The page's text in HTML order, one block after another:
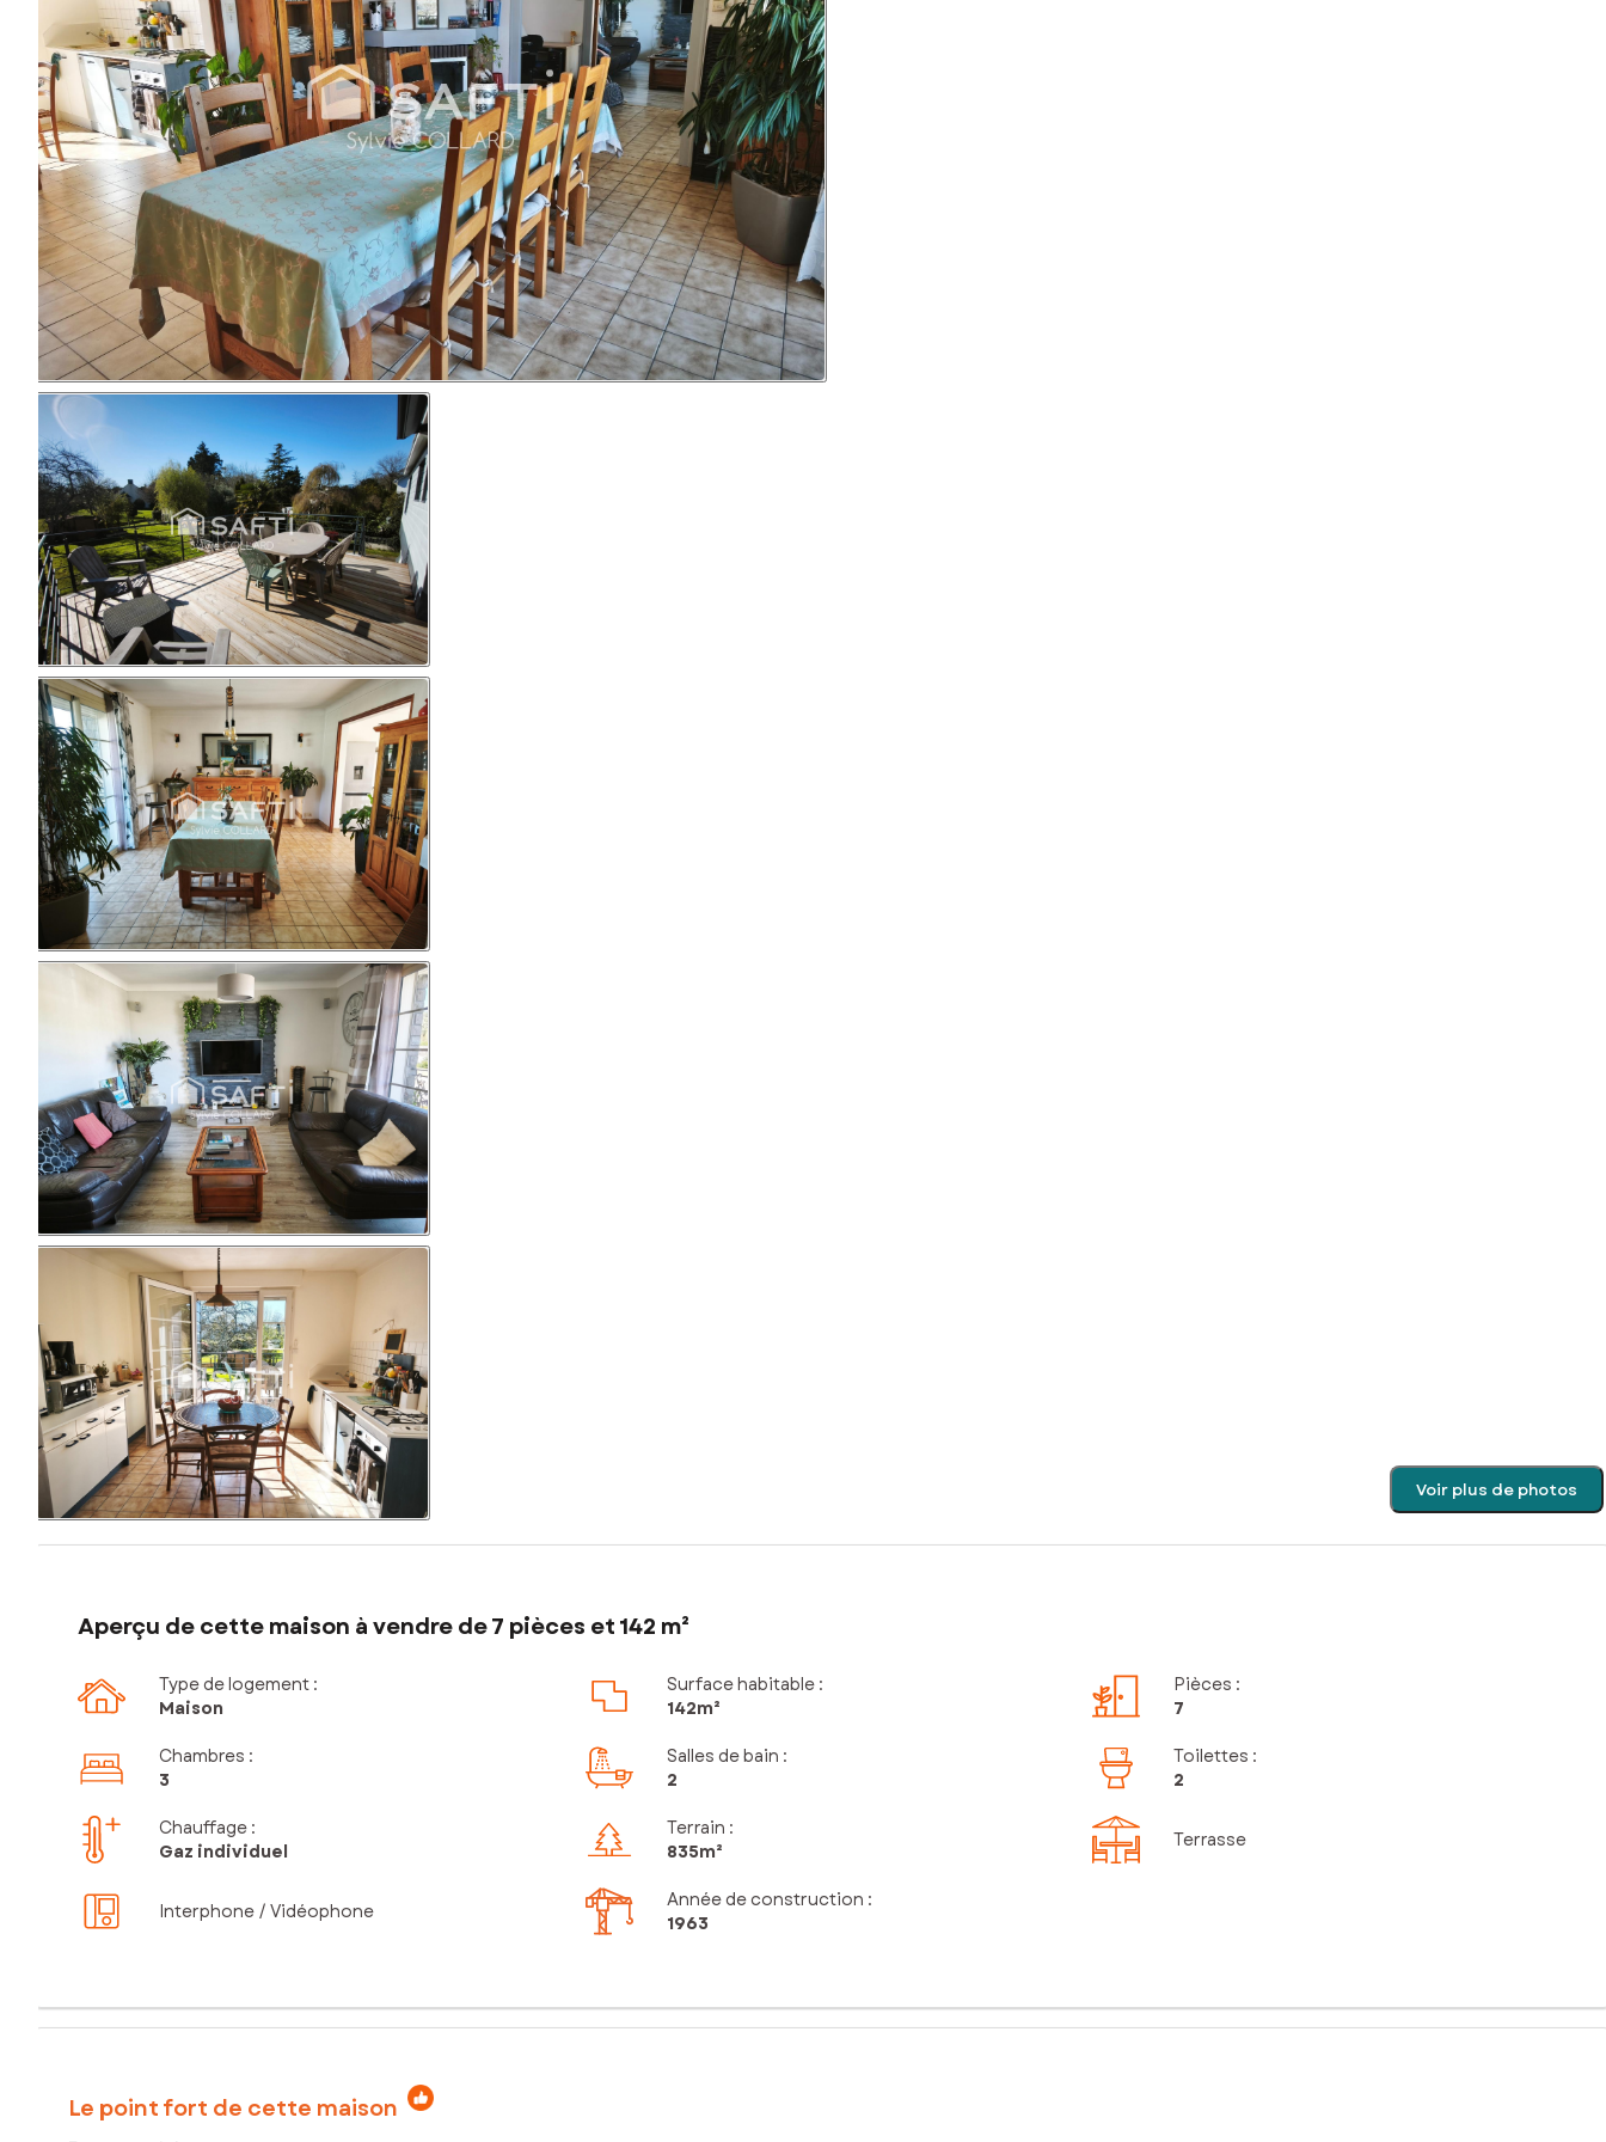
Voir plus de photos
Aperçu de cette maison à vendre de 7 pièces et 142 m²
Type de logement :
Maison
Surface habitable :
142m²
Pièces :
7
Chambres :
3
Salles de bain :
2
Toilettes :
2
Chauffage :
Gaz individuel
Terrain :
835m²
Terrasse
Interphone / Vidéophone
Année de construction :
1963
Le point fort de cette maison